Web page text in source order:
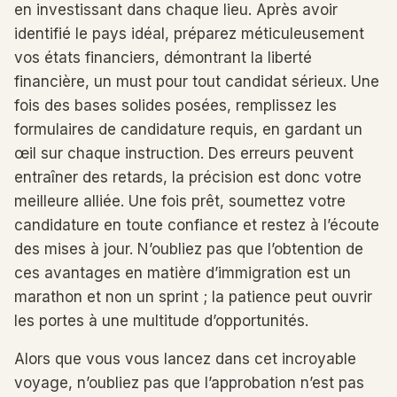
en investissant dans chaque lieu. Après avoir
identifié le pays idéal, préparez méticuleusement
vos états financiers, démontrant la liberté
financière, un must pour tout candidat sérieux. Une
fois des bases solides posées, remplissez les
formulaires de candidature requis, en gardant un
œil sur chaque instruction. Des erreurs peuvent
entraîner des retards, la précision est donc votre
meilleure alliée. Une fois prêt, soumettez votre
candidature en toute confiance et restez à l’écoute
des mises à jour. N’oubliez pas que l’obtention de
ces avantages en matière d’immigration est un
marathon et non un sprint ; la patience peut ouvrir
les portes à une multitude d’opportunités.
Alors que vous vous lancez dans cet incroyable
voyage, n’oubliez pas que l’approbation n’est pas